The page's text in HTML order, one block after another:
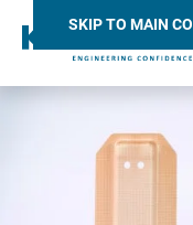
SKIP TO MAIN